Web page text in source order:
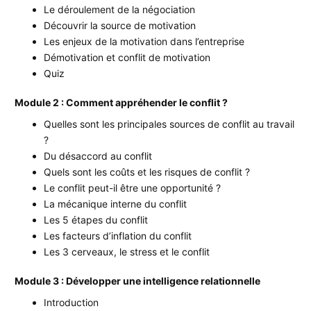
Le déroulement de la négociation
Découvrir la source de motivation
Les enjeux de la motivation dans l’entreprise
Démotivation et conflit de motivation
Quiz
Module 2 : Comment appréhender le conflit ?
Quelles sont les principales sources de conflit au travail
?
Du désaccord au conflit
Quels sont les coûts et les risques de conflit ?
Le conflit peut-il être une opportunité ?
La mécanique interne du conflit
Les 5 étapes du conflit
Les facteurs d’inflation du conflit
Les 3 cerveaux, le stress et le conflit
Module 3 : Développer une intelligence relationnelle
Introduction